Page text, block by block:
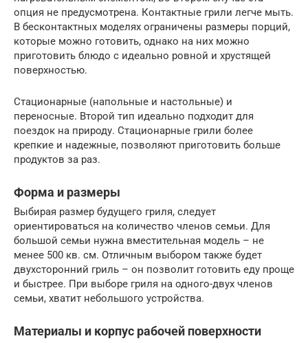
опция не предусмотрена. Контактные грили легче мыть.
В бесконтактных моделях ограничены размеры порций,
которые можно готовить, однако на них можно
приготовить блюдо с идеально ровной и хрустящей
поверхностью.
Стационарные (напольные и настольные) и
переносные. Второй тип идеально подходит для
поездок на природу. Стационарные грили более
крепкие и надежные, позволяют приготовить больше
продуктов за раз.
Форма и размеры
Выбирая размер будущего гриля, следует
ориентироваться на количество членов семьи. Для
большой семьи нужна вместительная модель – не
менее 500 кв. см. Отличным выбором также будет
двухсторонний гриль – он позволит готовить еду проще
и быстрее. При выборе гриля на одного-двух членов
семьи, хватит небольшого устройства.
Материалы и корпус рабочей поверхности